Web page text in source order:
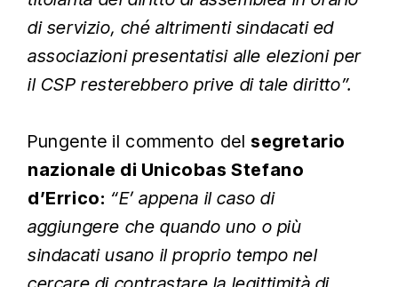
di servizio, ché altrimenti sindacati ed
associazioni presentatisi alle elezioni per
il CSP resterebbero prive di tale diritto”.
Pungente il commento del segretario
nazionale di Unicobas Stefano
d’Errico: “E’ appena il caso di
aggiungere che quando uno o più
sindacati usano il proprio tempo nel